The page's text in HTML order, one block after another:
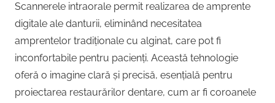
Scannerele intraorale permit realizarea de amprente
digitale ale danturii, eliminând necesitatea
amprentelor tradiționale cu alginat, care pot fi
inconfortabile pentru pacienți. Această tehnologie
oferă o imagine clară și precisă, esențială pentru
proiectarea restaurărilor dentare, cum ar fi coroanele